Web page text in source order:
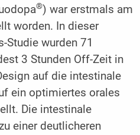
®) war erstmals am
worden. In dieser
Studie wurden 71
3 Stunden Off-Zeit in
auf die intestinale
ein optimiertes orales
Die intestinale
einer deutlicheren